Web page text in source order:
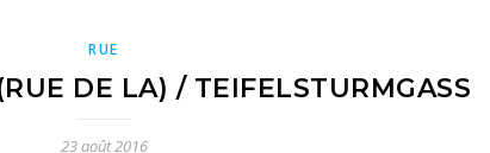
RUE
DE LA) / TEIFELSTURMGASS
23 août 2016